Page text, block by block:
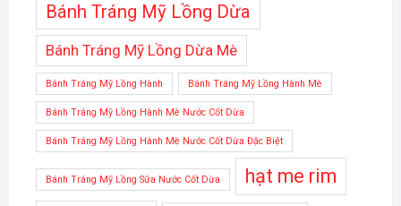
Bánh Tráng Mỹ Lồng Dừa
Bánh Tráng Mỹ Lồng Dừa Mè
Bánh Tráng Mỹ Lồng Hành Bánh Tráng Mỹ Lồng Hành Mè
Bánh Tráng Mỹ Lồng Hành Mè Nước Cốt Dừa
Bánh Tráng Mỹ Lồng Hành Mè Nước Cốt Dừa Đặc Biệt
Bánh Tráng Mỹ Lồng Sữa Nước Cốt Dừa hạt me rim